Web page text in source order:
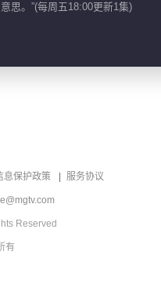
思。”(每周五18:00更新1集)
息保护政策 服务协议
Reserved
有